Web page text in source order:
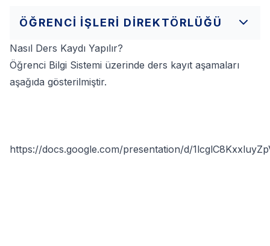
ÖĞRENCI İŞLERI DIREKTÖRLÜĞÜ
Nasıl Ders Kaydı Yapılır?
Öğrenci Bilgi Sistemi üzerinde ders kayıt aşamaları
aşağıda gösterilmiştir.
https://docs.google.com/presentation/d/